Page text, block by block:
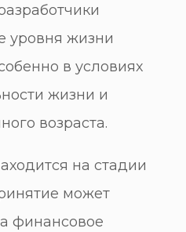
уровня жизни
в условиях
жизни и
возраста.
на стадии
может
финансовое